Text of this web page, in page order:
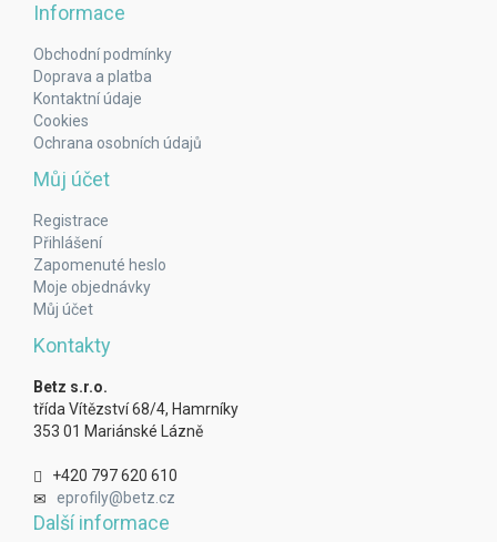
Informace
Obchodní podmínky
Doprava a platba
Kontaktní údaje
Cookies
Ochrana osobních údajů
Můj účet
Registrace
Přihlášení
Zapomenuté heslo
Moje objednávky
Můj účet
Kontakty
Betz s.r.o.
třída Vítězství 68/4, Hamrníky
353 01 Mariánské Lázně
+420 797 620 610
eprofily@betz.cz
Další informace